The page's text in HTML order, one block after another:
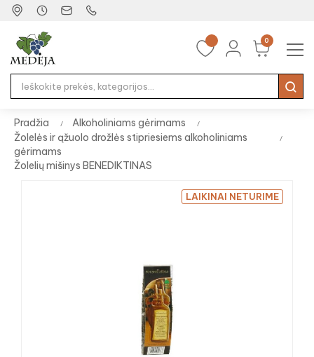
0
☰
Pradžia
Alkoholiniams gėrimams
Žolelės ir ąžuolo drožlės stipriesiems alkoholiniams
gėrimams
Žolelių mišinys BENEDIKTINAS
LAIKINAI NETURIME